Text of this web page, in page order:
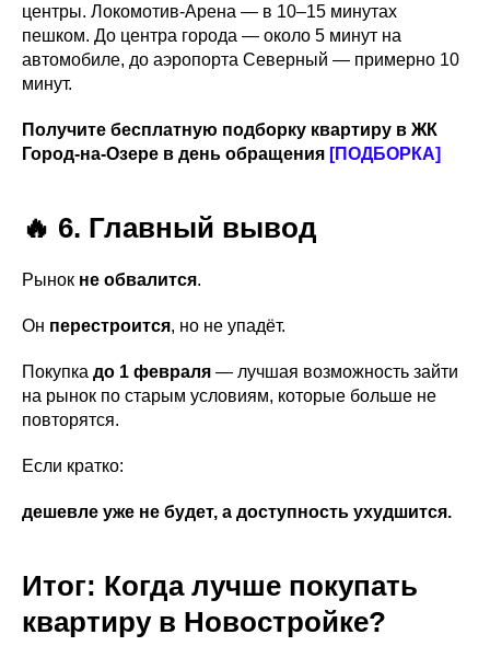
центры. Локомотив-Арена — в 10–15 минутах
пешком. До центра города — около 5 минут на
автомобиле, до аэропорта Северный — примерно 10
минут.
Получите бесплатную подборку квартиру в ЖК
Город-на-Озере в день обращения [ПОДБОРКА]
🔥 6. Главный вывод
Рынок не обвалится.
Он перестроится, но не упадёт.
Покупка до 1 февраля — лучшая возможность зайти
на рынок по старым условиям, которые больше не
повторятся.
Если кратко:
дешевле уже не будет, а доступность ухудшится.
Итог: Когда лучше покупать
квартиру в Новостройке?